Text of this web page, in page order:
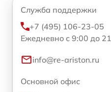
Служба поддержки
+7 (495) 106-23-05
Ежедневно с 9:00 до
info@re-ariston.ru
Основной офис